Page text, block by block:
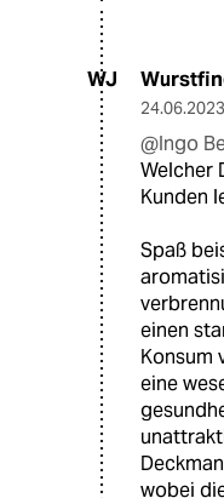
WJ
24.06.2023
@Ingo
Welcher
Kunden
Spaß
einen
Konsum
eine
wobei